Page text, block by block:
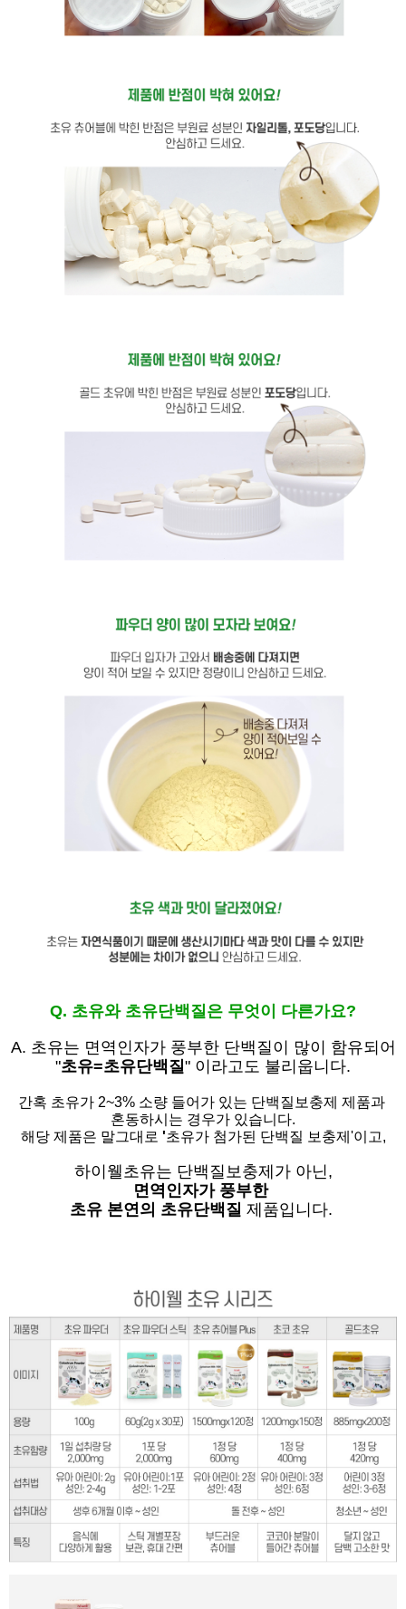
Q. 초유와 초유단백질은 무엇이 다른가요?
A. 초유는 면역인자가 풍부한 단백질이 많이 함유되어
"초유=초유단백질 " 이라고도 불리웁니다.
간혹 초유가 2~3% 소량 들어가 있는 단백질보충제 제품과
혼동하시는 경우가 있습니다.
해당 제품은 말그대로 '초유가 첨가된 단백질 보충제'이고,
하이웰초유는 단백질보충제가 아닌,
면역인자가 풍부한
초유 본연의 초유단백질 제품입니다.